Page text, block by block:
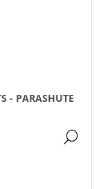
- PARASHUTE